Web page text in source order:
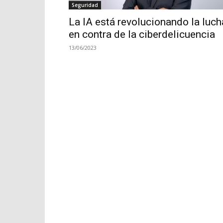
Seguridad
La IA está revolucionando la
en contra de la ciberdelicuencia
13/06/2023